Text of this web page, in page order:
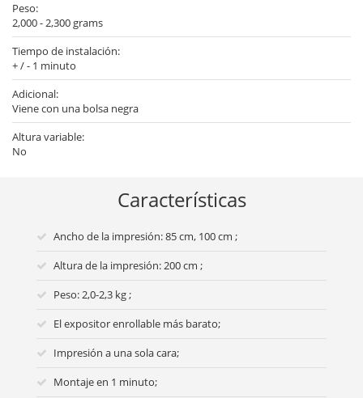
Peso:
2,000 - 2,300 grams
Tiempo de instalación:
+ / - 1 minuto
Adicional:
Viene con una bolsa negra
Altura variable:
No
Características
Ancho de la impresión: 85 cm, 100 cm ;
Altura de la impresión: 200 cm ;
Peso: 2,0-2,3 kg ;
El expositor enrollable más barato;
Impresión a una sola cara;
Montaje en 1 minuto;